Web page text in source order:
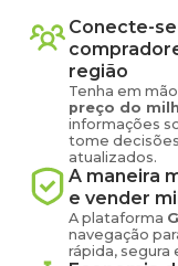
Conecte-
região
Tenha em
preço do
informações
tome
atualizados.
A maneira
e vender
A plataforma
navegação
rápida, segura